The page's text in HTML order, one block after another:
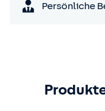
Persönliche